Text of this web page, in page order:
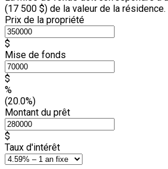
(17 500 $) de la valeur de la résidence.
Prix de la propriété
$
Mise de fonds
$
%
(20.0%)
Montant du prêt
$
Taux d'intérêt